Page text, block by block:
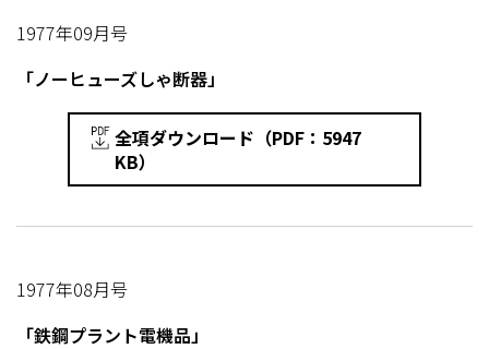
1977年09月号
「ノーヒューズしゃ断器」
全項ダウンロード（PDF：5947
KB）
1977年08月号
「鉄鋼プラント電機品」